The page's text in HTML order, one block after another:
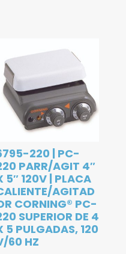
220 | PC-
PARR/AGIT 4″
5″ 120V | PLACA
AGITAD
CORNING® PC-
SUPERIOR DE 4
5 PULGADAS, 120
60 HZ